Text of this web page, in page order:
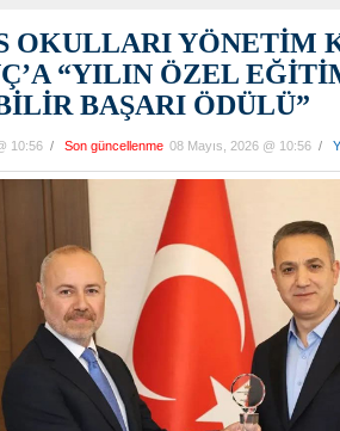
OKULLARI YÖNETİM
“YILIN ÖZEL
BAŞARI ÖDÜLÜ”
10:56 / Son güncellenme 08 Mayıs, 2026 @ 10:56 /